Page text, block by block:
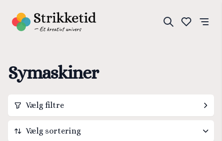
Symaskiner
Vælg filtre
Vælg sortering